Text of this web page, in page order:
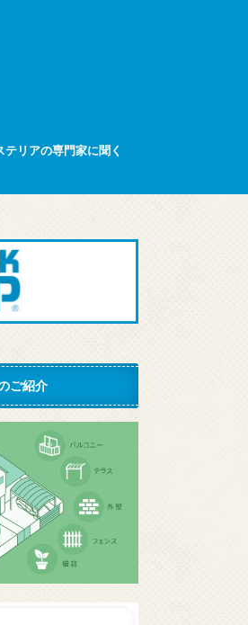
テリアの専門家に聞く
ご紹介